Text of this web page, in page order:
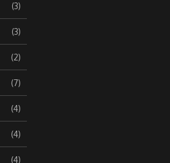
(3)
(3)
(2)
(7)
(4)
(4)
(4)